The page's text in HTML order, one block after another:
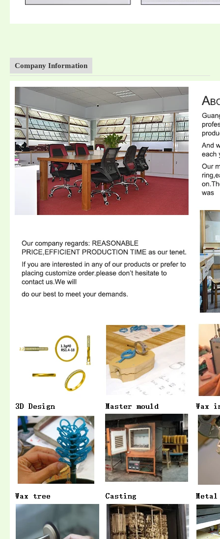
Company Information